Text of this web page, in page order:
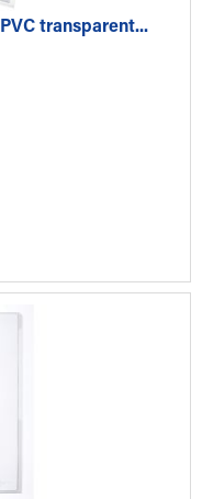
transparent...